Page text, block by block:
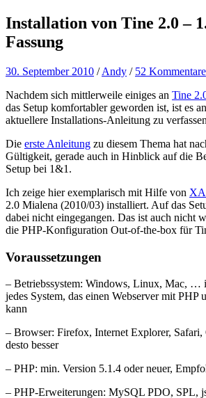
Installation von Tine 2.0 –
Fassung
30. September 2010 /Andy / 52 Kommentare
Nachdem sich mittlerweile einiges an Tine
das Setup komfortabler geworden ist, ist es
aktuellere Installations-Anleitung zu
Die erste Anleitung zu diesem Thema hat
Gültigkeit, gerade auch in Hinblick auf die
Setup bei 1&1.
Ich zeige hier exemplarisch mit Hilfe von
2.0 Mialena (2010/03) installiert. Auf das
dabei nicht eingegangen. Das ist auch nicht
die PHP-Konfiguration Out-of-the-box für
Voraussetzungen
– Betriebssystem: Windows, Linux, Mac, …
jedes System, das einen Webserver mit PHP
kann
– Browser: Firefox, Internet Explorer,
desto besser
– PHP: min. Version 5.1.4 oder neuer,
– PHP-Erweiterungen: MySQL PDO, SPL,